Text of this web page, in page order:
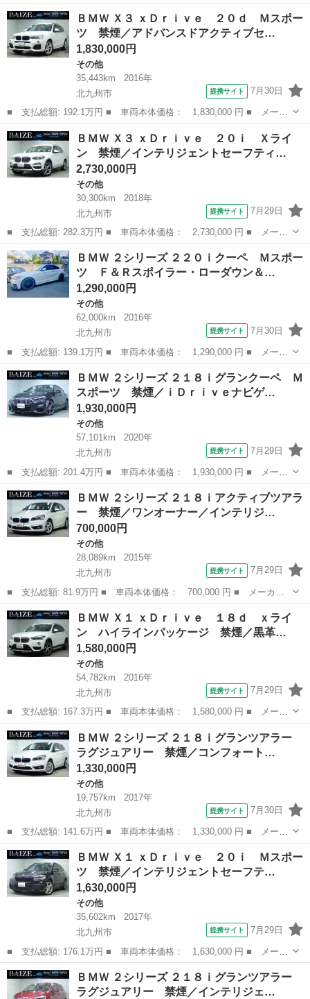
ー名： ＢＭＷ ■ 車種名： ２シリーズ ■ グレード名： ２１８
ｉグランツアラー ラグジュアリー 禁煙／コンフォートパッケージ
／アドバ...
福岡 北九州市
ＢＭＷ Ｘ３ ｘＤｒｉｖｅ ２０ｄ Ｍスポー
ツ 禁煙／アドバンスドアクティブセ…
1,830,000円
その他
35,443km
2016年
北九州市
提携サイト 7月30日
■ 支払総額: 192.1万円 ■ 車両本体価格： 1,830,000 円 ■ メーカ
ー名： ＢＭＷ ■ 車種名： Ｘ３ ■ グレード名： ｘＤｒｉｖ
ｅ ２０ｄ Ｍスポーツ 禁煙／アドバンスドアクティブセーフティ
／ブラウン...
福岡 北九州市
ＢＭＷ Ｘ３ ｘＤｒｉｖｅ ２０ｉ Ｘライ
ン 禁煙／インテリジェントセーフティ…
2,730,000円
その他
30,300km
2018年
北九州市
提携サイト 7月29日
■ 支払総額: 282.3万円 ■ 車両本体価格： 2,730,000 円 ■ メーカ
ー名： ＢＭＷ ■ 車種名： Ｘ３ ■ グレード名： ｘＤｒｉｖ
ｅ ２０ｉ Ｘライン 禁煙／インテリジェントセーフティー／純正
ＨＤＤナビ...
福岡 北九州市
ＢＭＷ ２シリーズ ２２０ｉクーペ Ｍスポー
ツ Ｆ＆Ｒスポイラー・ローダウン＆…
1,290,000円
その他
62,000km
2016年
北九州市
提携サイト 7月30日
■ 支払総額: 139.1万円 ■ 車両本体価格： 1,290,000 円 ■ メーカ
ー名： ＢＭＷ ■ 車種名： ２シリーズ ■ グレード名： ２２０
ｉクーペ Ｍスポーツ Ｆ＆Ｒスポイラー・ローダウン＆社外１９イ
ンチアル...
福岡 北九州市
ＢＭＷ ２シリーズ ２１８ｉグランクーペ Ｍ
スポーツ 禁煙／ｉＤｒｉｖｅナビゲ…
1,930,000円
その他
57,101km
2020年
北九州市
提携サイト 7月29日
■ 支払総額: 201.4万円 ■ 車両本体価格： 1,930,000 円 ■ メーカ
ー名： ＢＭＷ ■ 車種名： ２シリーズ ■ グレード名： ２１８
ｉグランクーペ Ｍスポーツ 禁煙／ｉＤｒｉｖｅナビゲーションパ
ッケージ...
福岡 北九州市
ＢＭＷ ２シリーズ ２１８ｉアクティブツアラ
ー 禁煙／ワンオーナー／インテリジ…
700,000円
その他
28,089km
2015年
北九州市
提携サイト 7月29日
■ 支払総額: 81.9万円 ■ 車両本体価格： 700,000 円 ■ メーカー
名： ＢＭＷ ■ 車種名： ２シリーズ ■ グレード名： ２１８ｉ
アクティブツアラー 禁煙／ワンオーナー／インテリジェントセーフ
ティー／純正...
福岡 北九州市
ＢＭＷ Ｘ１ ｘＤｒｉｖｅ １８ｄ ｘライ
ン ハイラインパッケージ 禁煙／黒革…
1,580,000円
その他
54,782km
2016年
北九州市
提携サイト 7月29日
■ 支払総額: 167.3万円 ■ 車両本体価格： 1,580,000 円 ■ メーカ
ー名： ＢＭＷ ■ 車種名： Ｘ１ ■ グレード名： ｘＤｒｉｖ
ｅ １８ｄ ｘライン ハイラインパッケージ 禁煙／黒革シート／
パワーシー...
福岡 北九州市
ＢＭＷ ２シリーズ ２１８ｉグランツアラー
ラグジュアリー 禁煙／コンフォート…
1,330,000円
その他
19,757km
2017年
北九州市
提携サイト 7月30日
■ 支払総額: 141.6万円 ■ 車両本体価格： 1,330,000 円 ■ メーカ
ー名： ＢＭＷ ■ 車種名： ２シリーズ ■ グレード名： ２１８
ｉグランツアラー ラグジュアリー 禁煙／コンフォートパッケージ
／アドバ...
福岡 北九州市
ＢＭＷ Ｘ１ ｘＤｒｉｖｅ ２０ｉ Ｍスポー
ツ 禁煙／インテリジェントセーフテ…
1,630,000円
その他
35,602km
2017年
北九州市
提携サイト 7月29日
■ 支払総額: 176.1万円 ■ 車両本体価格： 1,630,000 円 ■ メーカ
ー名： ＢＭＷ ■ 車種名： Ｘ１ ■ グレード名： ｘＤｒｉｖ
ｅ ２０ｉ Ｍスポーツ 禁煙／インテリジェントセーフティ／パワ
ーバックド...
福岡 北九州市
ＢＭＷ ２シリーズ ２１８ｉグランツアラー
ラグジュアリー 禁煙／インテリジェ…